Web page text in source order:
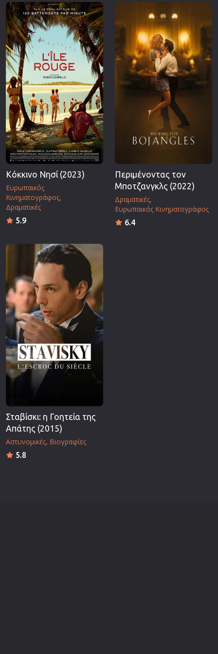
Επιστημονικής Φαντασίας
Εποχής
Ερωτικές
Ευρωπαικός Κινηματογράφος
Θρησκευτικές
Θρίλερ
Ιστορικές
Καταστροφής
Κλασσικές
Κόκκινο Νησί (2023)
Ευρωπαικός
Κινηματογράφος
Δραματικές
5.9
Περιμένοντας τον
Μποτζανγκλς (2022)
Δραματικές
Ευρωπαικός Κινηματογράφος
6.4
Σταβίσκι: η Γοητεία της
Απάτης (2015)
Αστυνομικές Βιογραφίες
5.8